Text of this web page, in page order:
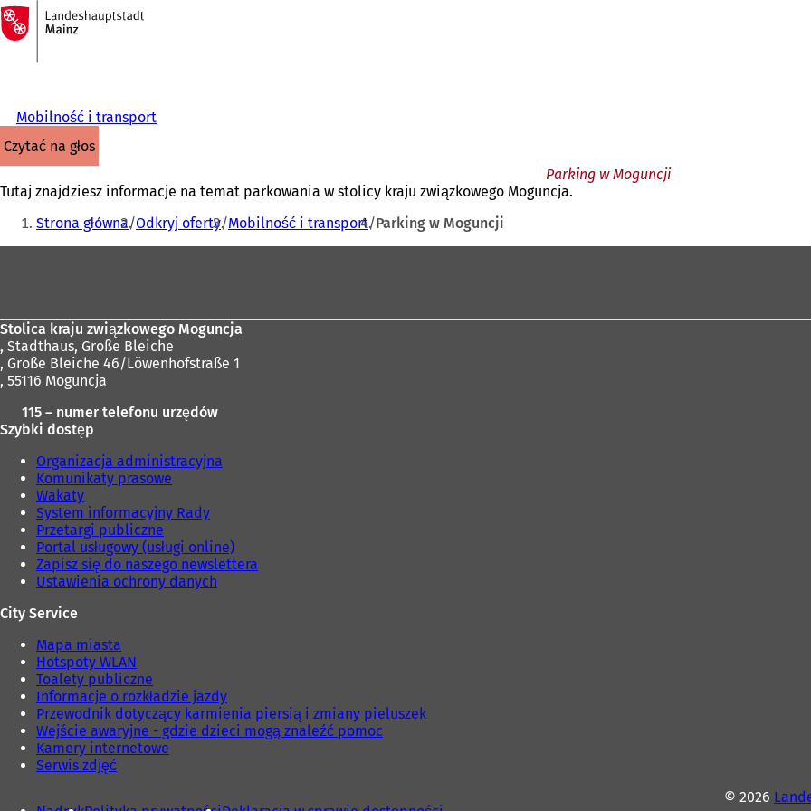
Przejdź do treści
Do
strony
głównej
Mobilność i transport
czytać na głos
Parking w Moguncji
Tutaj znajdziesz informacje na temat parkowania w stolicy kraju związkowego Moguncja.
Jesteś
tutaj:
Strona główna Odkryj oferty Mobilność i transport Parking w Moguncji
Stolica kraju związkowego Moguncja
, Stadthaus, Große Bleiche
, Große Bleiche 46/Löwenhofstraße 1
, 55116 Moguncja
115 – numer telefonu urzędów
Szybki dostęp
Organizacja administracyjna
Komunikaty prasowe
Wakaty
System informacyjny Rady
Przetargi publiczne
Portal usługowy (usługi online)
Zapisz się do naszego newslettera
Ustawienia ochrony danych
City Service
Mapa miasta
Hotspoty WLAN
Toalety publiczne
Informacje o rozkładzie jazdy
Przewodnik dotyczący karmienia piersią i zmiany pieluszek
Wejście awaryjne - gdzie dzieci mogą znaleźć pomoc
Kamery internetowe
Serwis zdjęć
© 2026